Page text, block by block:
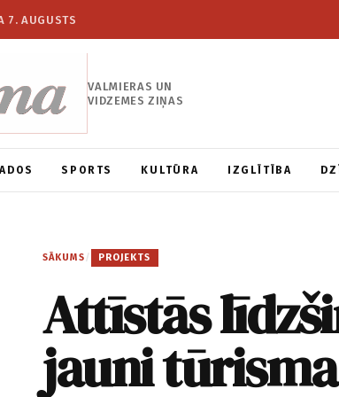
7. AUGUSTS
VALMIERAS UN
VIDZEMES ZIŅAS
SPORTS KULTŪRA IZGLĪTĪBA
SĀKUMS / PROJEKTS
Attīstās
jauni